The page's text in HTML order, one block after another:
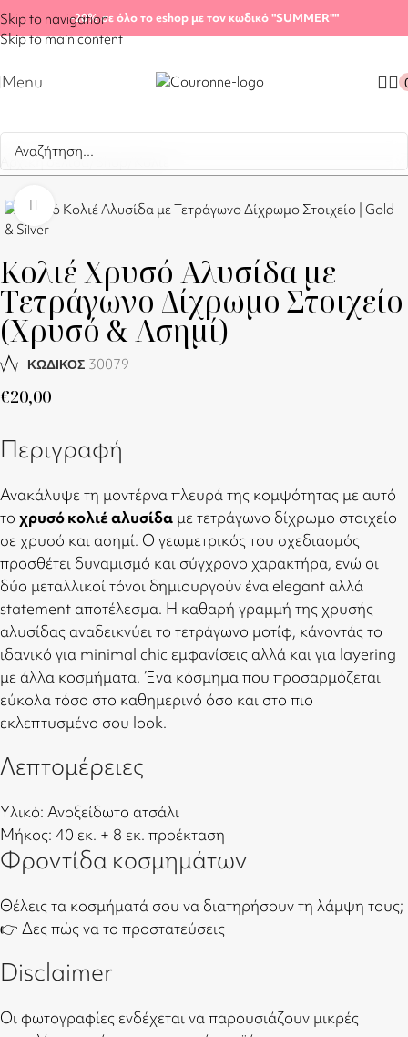
Skip to navigation
Skip to main content
-20%σε όλο το eshop με τον κωδικό "SUMMER""
Menu
Αρχική σελίδα
Click to enlarge
Κολιέ Χρυσό Αλυσίδα με
Τετράγωνο Δίχρωμο Στοιχείο
(Χρυσό & Ασημί)
ΚΩΔΙΚΟΣ 30079
€20,00
Περιγραφή
Ανακάλυψε τη μοντέρνα πλευρά της κομψότητας με αυτό
το χρυσό κολιέ αλυσίδα με τετράγωνο δίχρωμο στοιχείο
σε χρυσό και ασημί. Ο γεωμετρικός του σχεδιασμός
προσθέτει δυναμισμό και σύγχρονο χαρακτήρα, ενώ οι
δύο μεταλλικοί τόνοι δημιουργούν ένα elegant αλλά
statement αποτέλεσμα. Η καθαρή γραμμή της χρυσής
αλυσίδας αναδεικνύει το τετράγωνο μοτίφ, κάνοντάς το
ιδανικό για minimal chic εμφανίσεις αλλά και για layering
με άλλα κοσμήματα. Ένα κόσμημα που προσαρμόζεται
εύκολα τόσο στο καθημερινό όσο και στο πιο
εκλεπτυσμένο σου look.
Λεπτομέρειες
Υλικό: Ανοξείδωτο ατσάλι
Μήκος: 40 εκ. + 8 εκ. προέκταση
Φροντίδα κοσμημάτων
Θέλεις τα κοσμήματά σου να διατηρήσουν τη λάμψη τους;
👉 Δες πώς να το προστατεύσεις
Disclaimer
Οι φωτογραφίες ενδέχεται να παρουσιάζουν μικρές